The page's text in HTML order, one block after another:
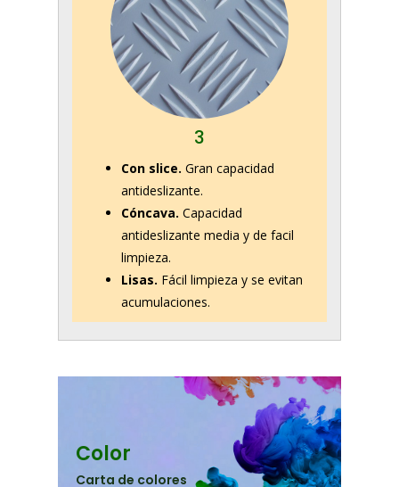
3
Con slice. Gran capacidad
antideslizante.
Cóncava. Capacidad
antideslizante media y de facil
limpieza.
Lisas. Fácil limpieza y se evitan
acumulaciones.
Color
Carta de colores